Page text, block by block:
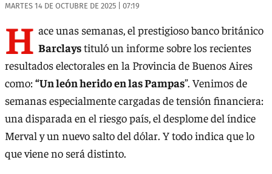
MARTES 14 DE OCTUBRE DE 2025 | 07:19
H ace unas semanas, el prestigioso banco británico
Barclaystituló un informe sobre los recientes
resultados electorales en la Provincia de Buenos Aires
como:“Un león herido en las Pampas”. Venimos de
semanas especialmente cargadas de tensión financiera:
una disparada en el riesgo país, el desplome del índice
Merval y un nuevo salto del dólar. Y todo indica que lo
que viene no será distinto.